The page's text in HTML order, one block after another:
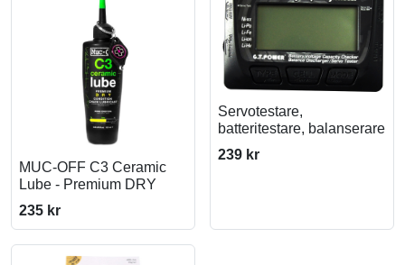
MUC-OFF C3 Ceramic
Lube - Premium DRY
235 kr
Servotestare,
batteritestare, balanserare
239 kr